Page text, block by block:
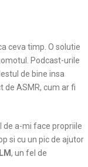
ceva timp. O solutie
Podcast-urile
de bine insa
ASMR, cum ar fi
de a-mi face propriile
si cu un pic de ajutor
, un fel de